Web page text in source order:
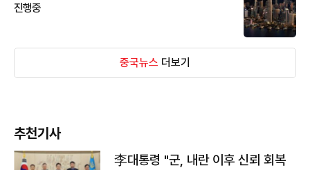
진행중
중국뉴스 더보기
추천기사
李대통령 "군, 내란 이후 신뢰 회복